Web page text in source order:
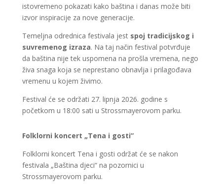
istovremeno pokazati kako baština i danas može biti
izvor inspiracije za nove generacije.
Temeljna odrednica festivala jest spoj tradicijskog i
suvremenog izraza. Na taj način festival potvrđuje
da baština nije tek uspomena na prošla vremena, nego
živa snaga koja se neprestano obnavlja i prilagođava
vremenu u kojem živimo.
Festival će se održati 27. lipnja 2026. godine s
početkom u 18:00 sati u Strossmayerovom parku.
Folklorni koncert „Tena i gosti”
Folklorni koncert Tena i gosti održat će se nakon
festivala „Baština djeci“ na pozornici u
Strossmayerovom parku.